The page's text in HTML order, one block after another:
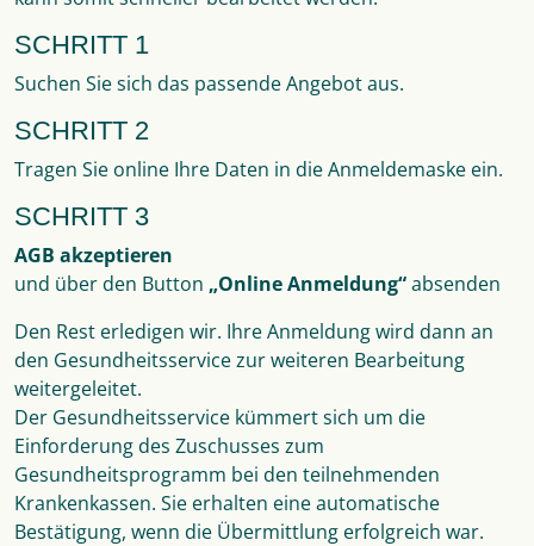
SCHRITT 1
Suchen Sie sich das passende Angebot aus.
SCHRITT 2
Tragen Sie online Ihre Daten in die Anmeldemaske ein.
SCHRITT 3
AGB akzeptieren
und über den Button „Online Anmeldung“absenden
Den Rest erledigen wir. Ihre Anmeldung wird dann an
den Gesundheitsservice zur weiteren Bearbeitung
weitergeleitet.
Der Gesundheitsservice kümmert sich um die
Einforderung des Zuschusses zum
Gesundheitsprogramm bei den teilnehmenden
Krankenkassen. Sie erhalten eine automatische
Bestätigung, wenn die Übermittlung erfolgreich war.